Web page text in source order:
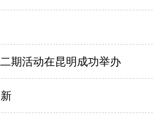
期活动在昆明成功举办